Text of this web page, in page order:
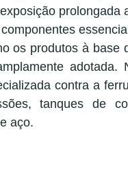
prolongada
os produtos à base
adotada.
contra a
tanques de
aço.